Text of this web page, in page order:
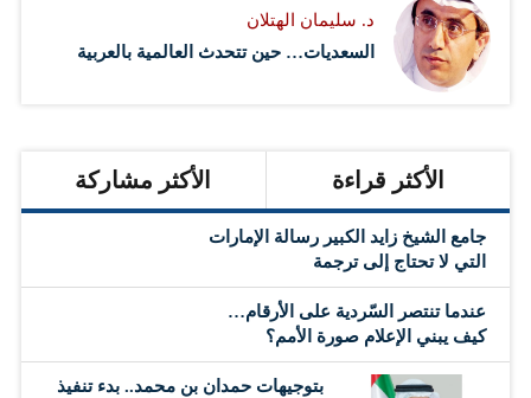
د. سليمان الهتلان
السعديات… حين تتحدث العالمية بالعربية
الأكثر قراءة الأكثر مشاركة
جامع الشيخ زايد الكبير رسالة الإمارات
التي لا تحتاج إلى ترجمة
عندما تنتصر السّردية على الأرقام…
كيف يبني الإعلام صورة الأمم؟
بتوجيهات حمدان بن محمد.. بدء تنفيذ